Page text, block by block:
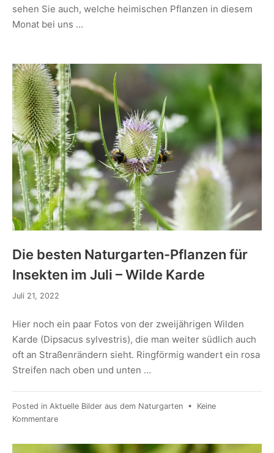
sehen Sie auch, welche heimischen Pflanzen in diesem
Monat bei uns …
Die besten Naturgarten-Pflanzen für
Insekten im Juli – Wilde Karde
Juli 21, 2022
Hier noch ein paar Fotos von der zweijährigen Wilden
Karde (Dipsacus sylvestris), die man weiter südlich auch
oft an Straßenrändern sieht. Ringförmig wandert ein rosa
Streifen nach oben und unten …
Posted in Aktuelle Bilder aus dem Naturgarten • Keine
Kommentare